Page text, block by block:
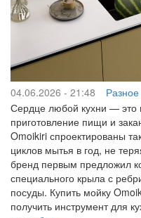
04.06.2026 - 21:48 Разное
Сердце любой кухни — это
приготовление пищи и
Omoikiri спроектированы
циклов мытья в год, не
бренд первым предложил
специального крыла с
посуды. Купить мойку
получить инструмент для